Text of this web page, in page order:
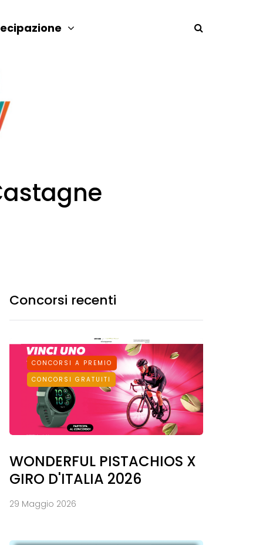
Concorsi recenti
CONCORSI A PREMIO
CONCORSI GRATUITI
WONDERFUL PISTACHIOS X
GIRO D'ITALIA 2026
29 Maggio 2026